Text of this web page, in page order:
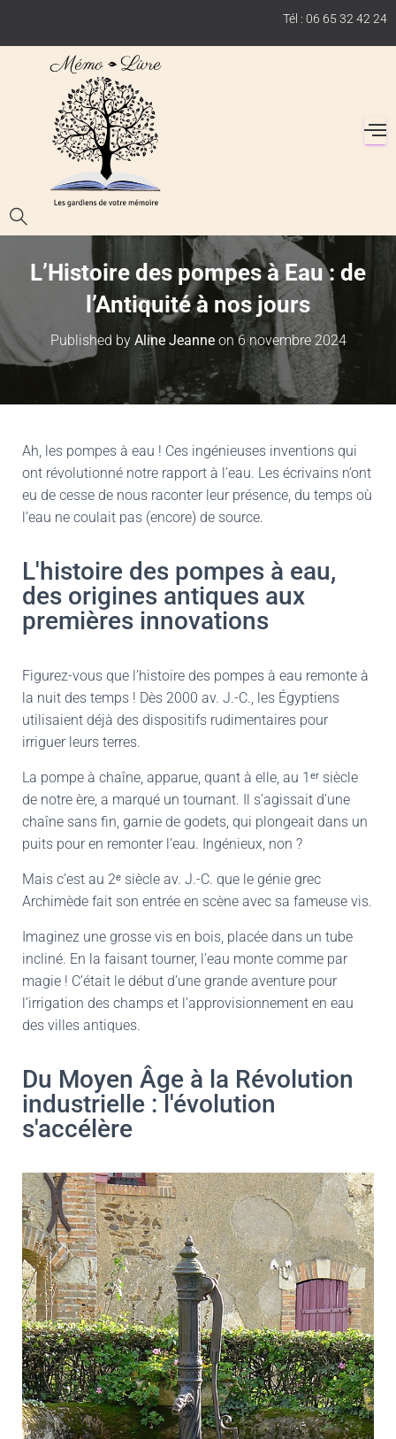
Tél : 06 65 32 42 24
L’Histoire des pompes à Eau : de
l’Antiquité à nos jours
Published by Aline Jeanneon6 novembre 2024
Ah, les pompes à eau ! Ces ingénieuses inventions qui
ont révolutionné notre rapport à l’eau. Les écrivains n’ont
eu de cesse de nous raconter leur présence, du temps où
l’eau ne coulait pas (encore) de source.
L'histoire des pompes à eau,
des origines antiques aux
premières innovations
Figurez-vous que l’histoire des pompes à eau remonte à
la nuit des temps ! Dès 2000 av. J.-C., les Égyptiens
utilisaient déjà des dispositifs rudimentaires pour
irriguer leurs terres.
La pompe à chaîne, apparue, quant à elle, au 1ᵉʳ siècle
de notre ère, a marqué un tournant. Il s’agissait d’une
chaîne sans fin, garnie de godets, qui plongeait dans un
puits pour en remonter l’eau. Ingénieux, non ?
Mais c’est au 2ᵉ siècle av. J.-C. que le génie grec
Archimède fait son entrée en scène avec sa fameuse vis.
Imaginez une grosse vis en bois, placée dans un tube
incliné. En la faisant tourner, l’eau monte comme par
magie ! C’était le début d’une grande aventure pour
l’irrigation des champs et l’approvisionnement en eau
des villes antiques.
Du Moyen Âge à la Révolution
industrielle : l'évolution
s'accélère